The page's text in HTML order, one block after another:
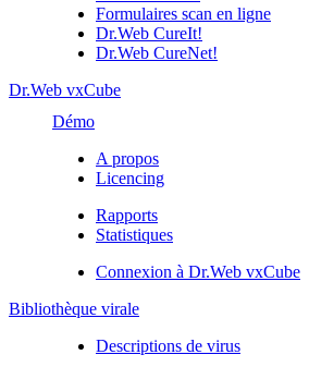
Formulaires scan en ligne
Dr.Web CureIt!
Dr.Web CureNet!
Dr.Web vxCube
Démo
A propos
Licencing
Rapports
Statistiques
Connexion à Dr.Web vxCube
Bibliothèque virale
Descriptions de virus